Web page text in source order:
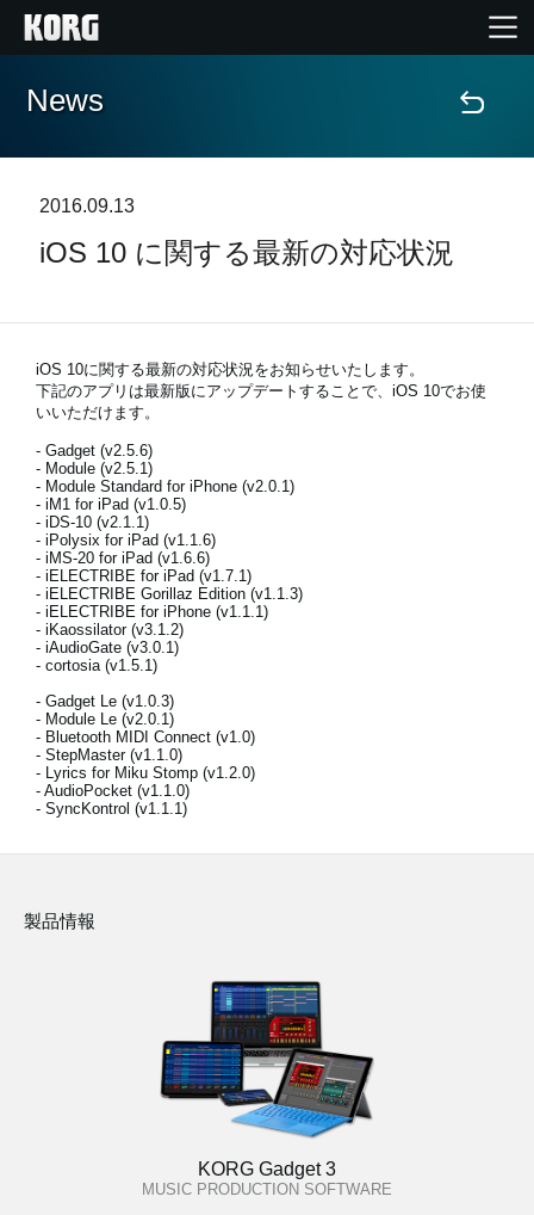
Home
Import Products
Features
Events
Support
Store Locator
News
Location
Social Media
About KORG
News
2016.09.13
iOS 10 に関する最新の対応状況
iOS 10に関する最新の対応状況をお知らせいたします。
下記のアプリは最新版にアップデートすることで、iOS 10でお使
いいただけます。
- Gadget (v2.5.6)
- Module (v2.5.1)
- Module Standard for iPhone (v2.0.1)
- iM1 for iPad (v1.0.5)
- iDS-10 (v2.1.1)
- iPolysix for iPad (v1.1.6)
- iMS-20 for iPad (v1.6.6)
- iELECTRIBE for iPad (v1.7.1)
- iELECTRIBE Gorillaz Edition (v1.1.3)
- iELECTRIBE for iPhone (v1.1.1)
- iKaossilator (v3.1.2)
- iAudioGate (v3.0.1)
- cortosia (v1.5.1)
- Gadget Le (v1.0.3)
- Module Le (v2.0.1)
- Bluetooth MIDI Connect (v1.0)
- StepMaster (v1.1.0)
- Lyrics for Miku Stomp (v1.2.0)
- AudioPocket (v1.1.0)
- SyncKontrol (v1.1.1)
製品情報
KORG Gadget 3
MUSIC PRODUCTION SOFTWARE